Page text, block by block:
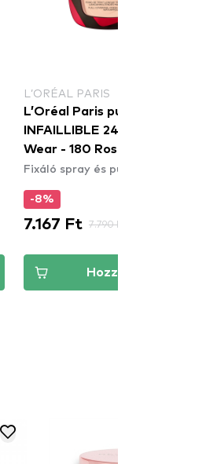
L’ORÉAL PARIS
L’Oréal Paris puder -
INFAILLIBLE 24H Fresh
Wear - 180 Rose Sand
Fixáló spray és púder
-8%
7.167 Ft 7.790 Ft
Hozzáadva